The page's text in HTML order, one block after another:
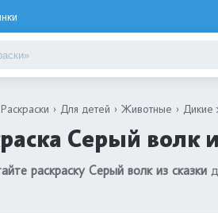
Раскраски Для детей Животные Дикие
Серый волк
раскраску Серый волк из сказки